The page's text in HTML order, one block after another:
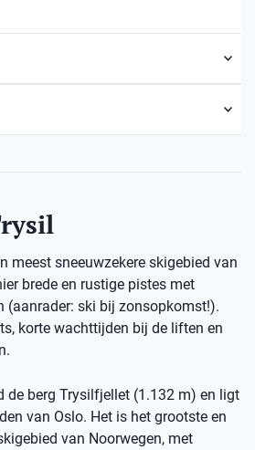
meest sneeuwzekere skigebied van
brede en rustige pistes met
(aanrader: ski bij zonsopkomst!).
korte wachttijden bij de liften en
de berg Trysilfjellet (1.132 m) en ligt
van Oslo. Het is het grootste en
van Noorwegen, met